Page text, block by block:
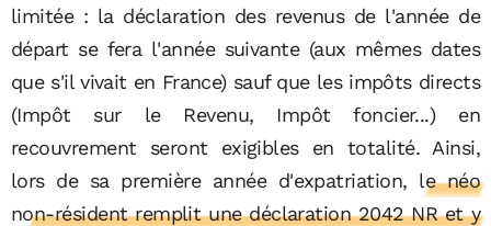
limitée : la déclaration des revenus de l'année de
départ se fera l'année suivante (aux mêmes dates
que s'il vivait en France) sauf que les impôts directs
(Impôt sur le Revenu, Impôt foncier...) en
recouvrement seront exigibles en totalité. Ainsi,
lors de sa première année d'expatriation, le néo
non-résident remplit une déclaration 2042 NR et y